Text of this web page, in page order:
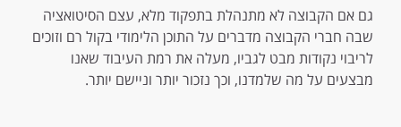
גם אם הקבוצה לא מתנהלת בתפקוד מלא, עצם הסיטואציה
שבה חברי הקבוצה מדברים על התוכן הלימודי בקול רם וזוכים
לריבוי נקודות מבט לגביו, מעלה את רמת העיבוד שאנו
מבצעים על מה שלמדנו, וכך נזכור יותר וניישם יותר.